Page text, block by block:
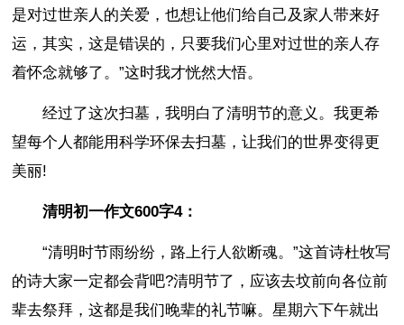
是对过世亲人的关爱，也想让他们给自己及家人带来好
运，其实，这是错误的，只要我们心里对过世的亲人存
着怀念就够了。”这时我才恍然大悟。
经过了这次扫墓，我明白了清明节的意义。我更希
望每个人都能用科学环保去扫墓，让我们的世界变得更
美丽!
清明初一作文600字4：
“清明时节雨纷纷，路上行人欲断魂。”这首诗杜牧写
的诗大家一定都会背吧?清明节了，应该去坟前向各位前
辈去祭拜，这都是我们晚辈的礼节嘛。星期六下午就出